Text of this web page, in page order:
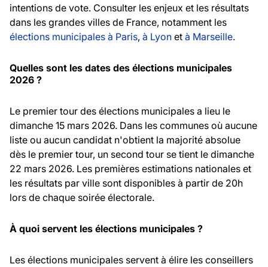
intentions de vote. Consulter les enjeux et les résultats
dans les grandes villes de France, notamment les
élections municipales à Paris, à Lyon et à Marseille.
Quelles sont les dates des élections municipales
2026 ?
Le premier tour des élections municipales a lieu le
dimanche 15 mars 2026. Dans les communes où aucune
liste ou aucun candidat n'obtient la majorité absolue
dès le premier tour, un second tour se tient le dimanche
22 mars 2026. Les premières estimations nationales et
les résultats par ville sont disponibles à partir de 20h
lors de chaque soirée électorale.
À quoi servent les élections municipales ?
Les élections municipales servent à élire les conseillers